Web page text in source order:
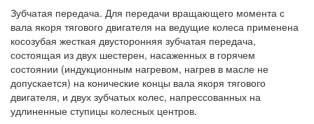
Зубчатая передача. Для передачи вращающего момента с
вала якоря тягового двигателя на ведущие колеса применена
косозубая жесткая двусторонняя зубчатая передача,
состоящая из двух шестерен, насаженных в горячем
состоянии (индукционным нагревом, нагрев в масле не
допускается) на конические концы вала якоря тягового
двигателя, и двух зубчатых колес, напрессованных на
удлиненные ступицы колесных центров.